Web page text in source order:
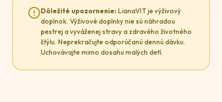
Dôležité upozornenie: LianaVIT je výživový
doplnok. Výživové doplnky nie sú náhradou
pestrej a vyváženej stravy a zdravého životného
štýlu. Neprekračujte odporúčanú dennú dávku.
Uchovávajte mimo dosahu malých detí.